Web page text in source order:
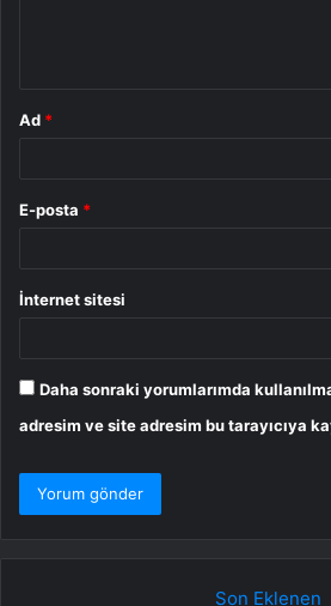
Ad *
E-posta *
İnternet sitesi
Daha sonraki yorumlarımda
adresim ve site adresim bu tarayıcıya
Son Eklenen